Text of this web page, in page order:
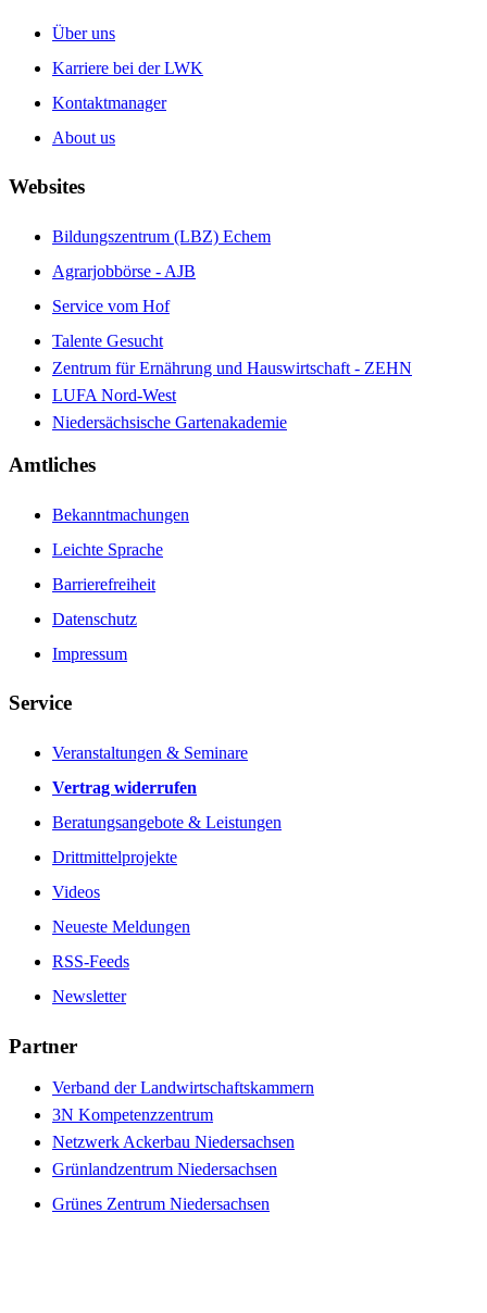
Über uns
Karriere bei der LWK
Kontaktmanager
About us
Websites
Bildungszentrum (LBZ) Echem
Agrarjobbörse - AJB
Service vom Hof
Talente Gesucht
Zentrum für Ernährung und Hauswirtschaft - ZEHN
LUFA Nord-West
Niedersächsische Gartenakademie
Amtliches
Bekanntmachungen
Leichte Sprache
Barrierefreiheit
Datenschutz
Impressum
Service
Veranstaltungen & Seminare
Vertrag widerrufen
Beratungsangebote & Leistungen
Drittmittelprojekte
Videos
Neueste Meldungen
RSS-Feeds
Newsletter
Partner
Verband der Landwirtschaftskammern
3N Kompetenzzentrum
Netzwerk Ackerbau Niedersachsen
Grünlandzentrum Niedersachsen
Grünes Zentrum Niedersachsen